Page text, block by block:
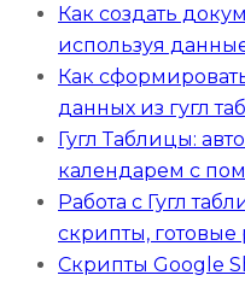
Как создать
используя
Как
данных из гугл
Гугл Таблицы:
календарем с
Работа с Гугл
скрипты,
Скрипты Google